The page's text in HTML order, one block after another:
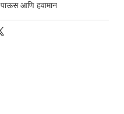
पाऊस आणि हवामान